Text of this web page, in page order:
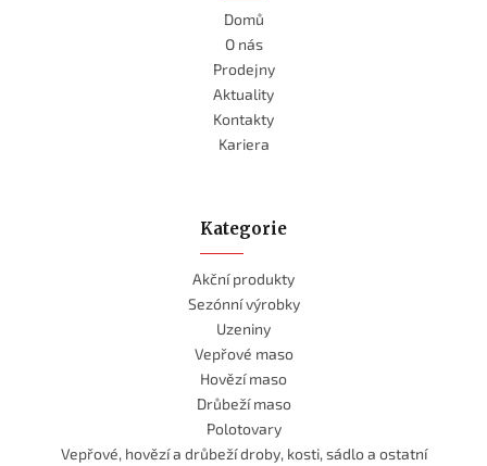
Domů
O nás
Prodejny
Aktuality
Kontakty
Kariera
Kategorie
Akční produkty
Sezónní výrobky
Uzeniny
Vepřové maso
Hovězí maso
Drůbeží maso
Polotovary
Vepřové, hovězí a drůbeží droby, kosti, sádlo a ostatní